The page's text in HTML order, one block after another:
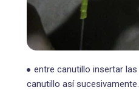
entre canutillo insertar
canutillo así sucesivamente.